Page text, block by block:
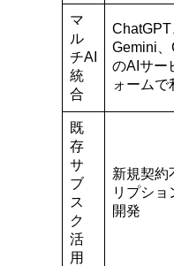
マ
ル
チAI
統
合
ChatGPT
Gemini
のAIサー
ォームで
既
存
サ
ブ
ス
ク
活
用
新規契約
リプショ
開発